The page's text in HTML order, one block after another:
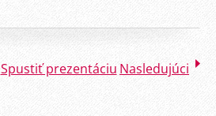
Spustiť prezentáciu Nasledujúci